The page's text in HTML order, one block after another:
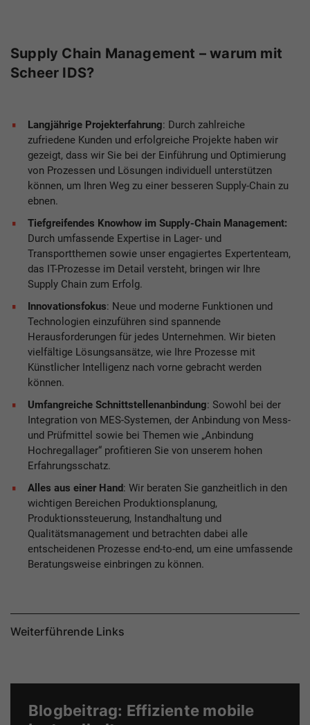
Supply Chain Management – warum mit
Scheer IDS?
Langjährige Projekterfahrung: Durch zahlreiche
zufriedene Kunden und erfolgreiche Projekte haben wir
gezeigt, dass wir Sie bei der Einführung und Optimierung
von Prozessen und Lösungen individuell unterstützen
können, um Ihren Weg zu einer besseren Supply-Chain zu
ebnen.
Tiefgreifendes Knowhow im Supply-Chain Management:
Durch umfassende Expertise in Lager- und
Transportthemen sowie unser engagiertes Expertenteam,
das IT-Prozesse im Detail versteht, bringen wir Ihre
Supply Chain zum Erfolg.
Innovationsfokus: Neue und moderne Funktionen und
Technologien einzuführen sind spannende
Herausforderungen für jedes Unternehmen. Wir bieten
vielfältige Lösungsansätze, wie Ihre Prozesse mit
Künstlicher Intelligenz nach vorne gebracht werden
können.
Umfangreiche Schnittstellenanbindung: Sowohl bei der
Integration von MES-Systemen, der Anbindung von Mess-
und Prüfmittel sowie bei Themen wie „Anbindung
Hochregallager“ profitieren Sie von unserem hohen
Erfahrungsschatz.
Alles aus einer Hand: Wir beraten Sie ganzheitlich in den
wichtigen Bereichen Produktionsplanung,
Produktionssteuerung, Instandhaltung und
Qualitätsmanagement und betrachten dabei alle
entscheidenen Prozesse end-to-end, um eine umfassende
Beratungsweise einbringen zu können.
Weiterführende Links
Blogbeitrag: Effiziente mobile